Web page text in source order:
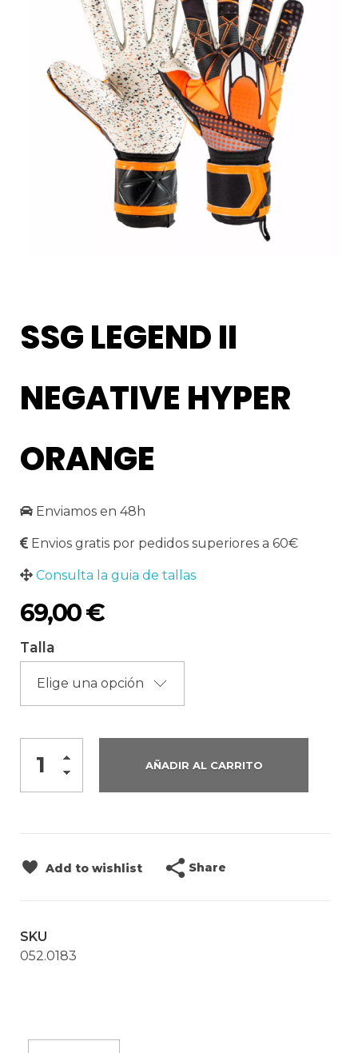
SSG LEGEND II
NEGATIVE HYPER
ORANGE
Enviamos en 48h
Envios gratis por pedidos superiores a 60€
Consulta la guia de tallas
69,00€
Talla
AÑADIR AL CARRITO
Add to wishlist Share
SKU
052.0183